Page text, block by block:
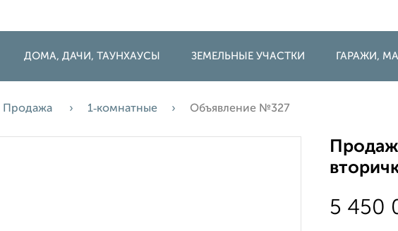
ДОМА, ДАЧИ, ТАУНХАУСЫ ЗЕМЕЛЬНЫЕ УЧАСТКИ ГАРАЖИ,
Продажа 1‑комнатные Объявление №327
5 450